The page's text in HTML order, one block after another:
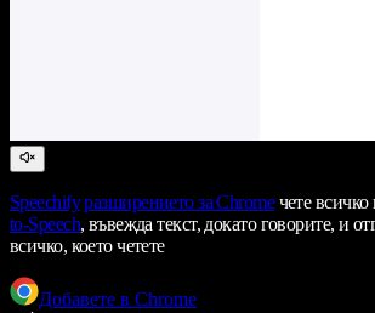
Speechify разширението за Chromeчете всичко
to-Speech, въвежда текст, докато говорите, и
всичко, което четете
Добавете в Chrome